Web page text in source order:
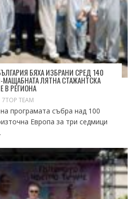
БЯХА ИЗБРАНИ СРЕД 140
ЛЯТНА СТАЖАНТСКА
В РЕГИОНА
7TOP TEAM
програмата събра над 100
Европа за три седмици